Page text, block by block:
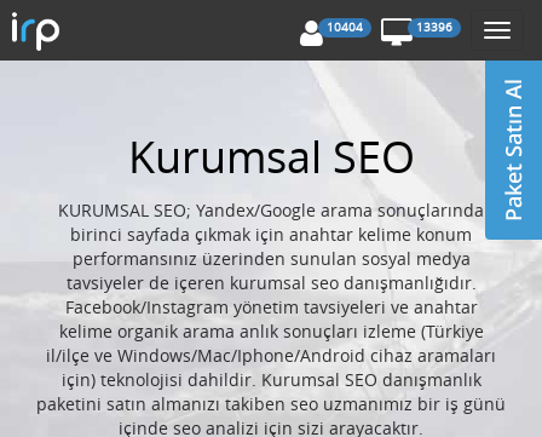
10404 13396
Kurumsal SEO
KURUMSAL SEO; Yandex/Google arama sonuçlarında
birinci sayfada çıkmak için anahtar kelime konum
performansınız üzerinden sunulan sosyal medya
tavsiyeler de içeren kurumsal seo danışmanlığıdır.
Facebook/Instagram yönetim tavsiyeleri ve anahtar
kelime organik arama anlık sonuçları izleme (Türkiye
il/ilçe ve Windows/Mac/Iphone/Android cihaz aramaları
için) teknolojisi dahildir. Kurumsal SEO danışmanlık
paketini satın almanızı takiben seo uzmanımız bir iş günü
içinde seo analizi için sizi arayacaktır.